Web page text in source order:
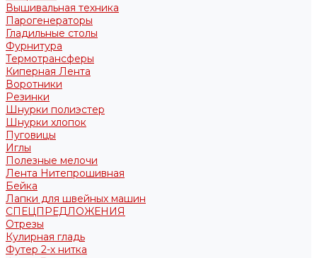
Вышивальная техника
Парогенераторы
Гладильные столы
Фурнитура
Термотрансферы
Киперная Лента
Воротники
Резинки
Шнурки полиэстер
Шнурки хлопок
Пуговицы
Иглы
Полезные мелочи
Лента Нитепрошивная
Бейка
Лапки для швейных машин
СПЕЦПРЕДЛОЖЕНИЯ
Отрезы
Кулирная гладь
Футер 2-х нитка